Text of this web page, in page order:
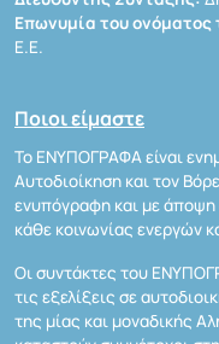
Επωνυμία του
Ε.Ε.
Ποιοι είμαστε
Το ΕΝΥΠΟΓΡΑΦΑ είναι
Αυτοδιοίκηση και τον
ενυπόγραφη και με άποψη
κάθε κοινωνίας ενεργών
Οι συντάκτες του
τις εξελίξεις σε
της μίας και μοναδικής